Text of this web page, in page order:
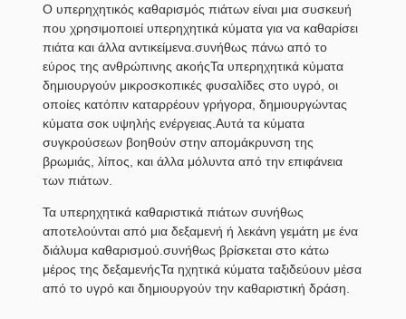
Ο υπερηχητικός καθαρισμός πιάτων είναι μια συσκευή
που χρησιμοποιεί υπερηχητικά κύματα για να καθαρίσει
πιάτα και άλλα αντικείμενα.συνήθως πάνω από το
εύρος της ανθρώπινης ακοήςΤα υπερηχητικά κύματα
δημιουργούν μικροσκοπικές φυσαλίδες στο υγρό, οι
οποίες κατόπιν καταρρέουν γρήγορα, δημιουργώντας
κύματα σοκ υψηλής ενέργειας.Αυτά τα κύματα
συγκρούσεων βοηθούν στην απομάκρυνση της
βρωμιάς, λίπος, και άλλα μόλυντα από την επιφάνεια
των πιάτων.
Τα υπερηχητικά καθαριστικά πιάτων συνήθως
αποτελούνται από μια δεξαμενή ή λεκάνη γεμάτη με ένα
διάλυμα καθαρισμού.συνήθως βρίσκεται στο κάτω
μέρος της δεξαμενήςΤα ηχητικά κύματα ταξιδεύουν μέσα
από το υγρό και δημιουργούν την καθαριστική δράση.